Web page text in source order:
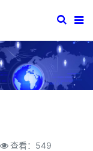
查看： 549